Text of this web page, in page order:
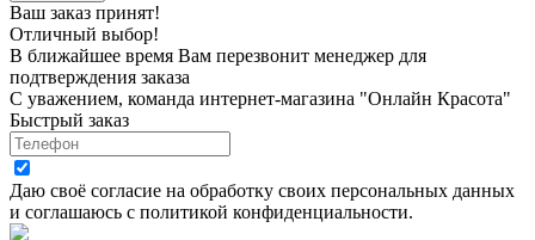
Ваш заказ принят!
Отличный выбор!
В ближайшее время Вам перезвонит менеджер для
подтверждения заказа
С уважением, команда интернет-магазина "Онлайн Красота"
Быстрый заказ
Даю своё согласие на обработку своих персональных данных
и соглашаюсь с политикой конфиденциальности.